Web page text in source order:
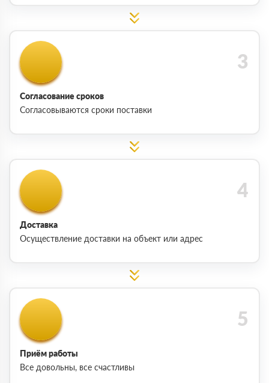
Согласование сроков
Согласовываются сроки поставки
Доставка
Осуществление доставки на объект или адрес
Приём работы
Все довольны, все счастливы